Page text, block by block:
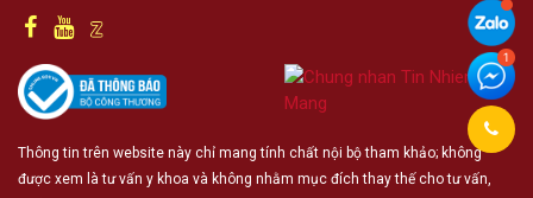
Thông tin trên website này chỉ mang tính chất nội bộ tham khảo; không
được xem là tư vấn y khoa và không nhằm mục đích thay thế cho tư vấn,